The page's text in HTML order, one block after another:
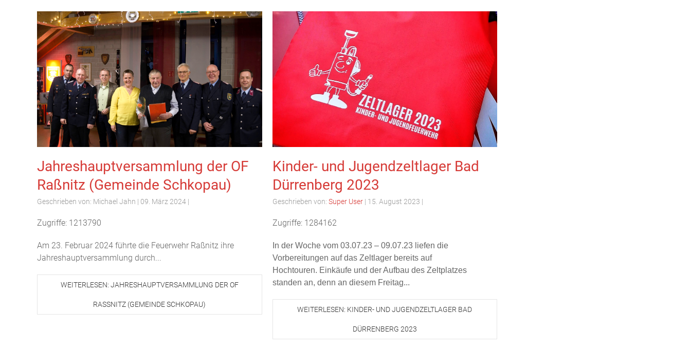
Jahreshauptversammlung der OF
Raßnitz (Gemeinde Schkopau)
Geschrieben von: Michael Jahn | 09. März 2024 |
Zugriffe: 1213790
Am 23. Februar 2024 führte die Feuerwehr Raßnitz ihre
Jahreshauptversammlung durch...
WEITERLESEN: JAHRESHAUPTVERSAMMLUNG DER OF
RASSNITZ (GEMEINDE SCHKOPAU)
Kinder- und Jugendzeltlager Bad
Dürrenberg 2023
Geschrieben von: Super User | 15. August 2023 |
Zugriffe: 1284162
In der Woche vom 03.07.23 – 09.07.23 liefen die
Vorbereitungen auf das Zeltlager bereits auf
Hochtouren. Einkäufe und der Aufbau des Zeltplatzes
standen an, denn an diesem Freitag...
WEITERLESEN: KINDER- UND JUGENDZELTLAGER BAD
DÜRRENBERG 2023